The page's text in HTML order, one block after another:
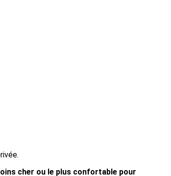
cher ou le plus confortable pour